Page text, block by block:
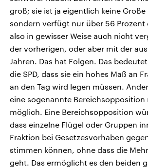
groß; sie ist ja eigentlich keine
sondern verfügt nur über 56 Prozent
also in gewisser Weise auch nicht
der vorherigen, oder aber mit der
Jahren. Das hat Folgen. Das
die SPD, dass sie ein hohes Maß an
an den Tag wird legen müssen.
eine sogenannte
möglich. Eine Bereichsopposition
dass einzelne Flügel oder Gruppen
Fraktion bei Gesetzesvorhaben
stimmen können, ohne dass die
geht. Das ermöglicht es den beiden